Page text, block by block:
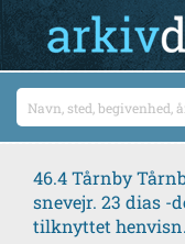
46.4 Tårnby
snevejr. 23 dias -
tilknyttet henvisn.